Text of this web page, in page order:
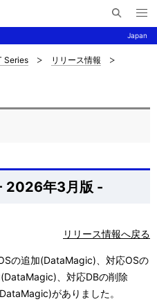
Japan
イ
メ
ニ
ュ
Series
リリース情報
2026年3月版 -
リリース情報へ戻る
の追加(DataMagic)、対応OSの
、対応DBの削除
がありました。